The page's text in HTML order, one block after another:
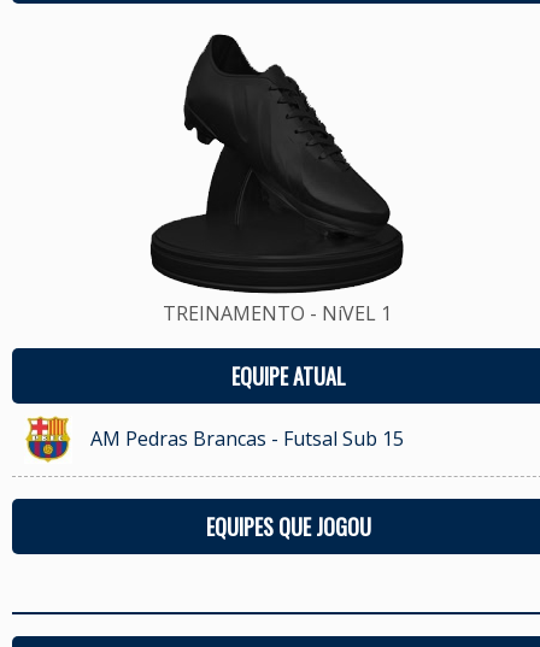
TREINAMENTO - NíVEL 1
EQUIPE ATUAL
AM Pedras Brancas - Futsal Sub 15
EQUIPES QUE JOGOU